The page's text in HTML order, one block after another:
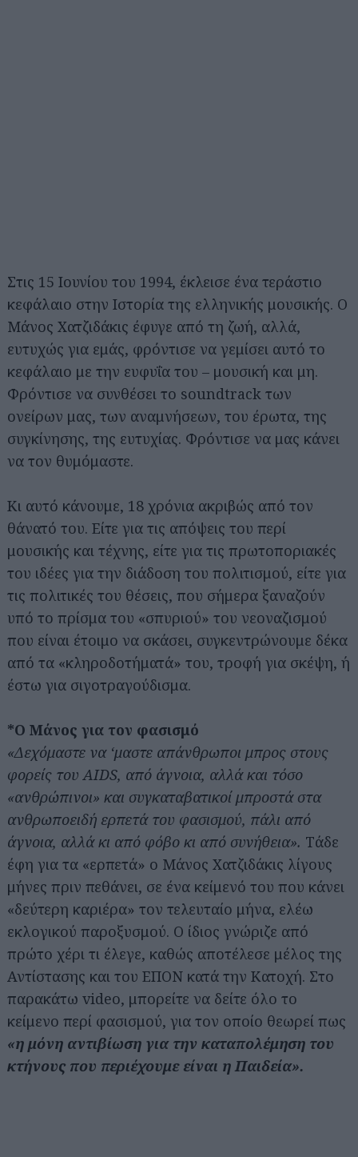
Στις 15 Ιουνίου του 1994, έκλεισε ένα τεράστιο
κεφάλαιο στην Ιστορία της ελληνικής μουσικής. Ο
Μάνος Χατζιδάκις έφυγε από τη ζωή, αλλά,
ευτυχώς για εμάς, φρόντισε να γεμίσει αυτό το
κεφάλαιο με την ευφυΐα του – μουσική και μη.
Φρόντισε να συνθέσει το soundtrack των
ονείρων μας, των αναμνήσεων, του έρωτα, της
συγκίνησης, της ευτυχίας. Φρόντισε να μας κάνει
να τον θυμόμαστε.
Κι αυτό κάνουμε, 18 χρόνια ακριβώς από τον
θάνατό του. Είτε για τις απόψεις του περί
μουσικής και τέχνης, είτε για τις πρωτοποριακές
του ιδέες για την διάδοση του πολιτισμού, είτε για
τις πολιτικές του θέσεις, που σήμερα ξαναζούν
υπό το πρίσμα του «σπυριού» του νεοναζισμού
που είναι έτοιμο να σκάσει, συγκεντρώνουμε δέκα
από τα «κληροδοτήματά» του, τροφή για σκέψη, ή
έστω για σιγοτραγούδισμα.
*Ο Μάνος για τον φασισμό
«Δεχόμαστε να ‘μαστε απάνθρωποι μπρος στους
φορείς του AIDS, από άγνοια, αλλά και τόσο
«ανθρώπινοι» και συγκαταβατικοί μπροστά στα
ανθρωποειδή ερπετά του φασισμού, πάλι από
άγνοια, αλλά κι από φόβο κι από συνήθεια». Τάδε
έφη για τα «ερπετά» ο Μάνος Χατζιδάκις λίγους
μήνες πριν πεθάνει, σε ένα κείμενό του που κάνει
«δεύτερη καριέρα» τον τελευταίο μήνα, ελέω
εκλογικού παροξυσμού. Ο ίδιος γνώριζε από
πρώτο χέρι τι έλεγε, καθώς αποτέλεσε μέλος της
Αντίστασης και του ΕΠΟΝ κατά την Κατοχή. Στο
παρακάτω video, μπορείτε να δείτε όλο το
κείμενο περί φασισμού, για τον οποίο θεωρεί πως
«η μόνη αντιβίωση για την καταπολέμηση του
κτήνους που περιέχουμε είναι η Παιδεία».